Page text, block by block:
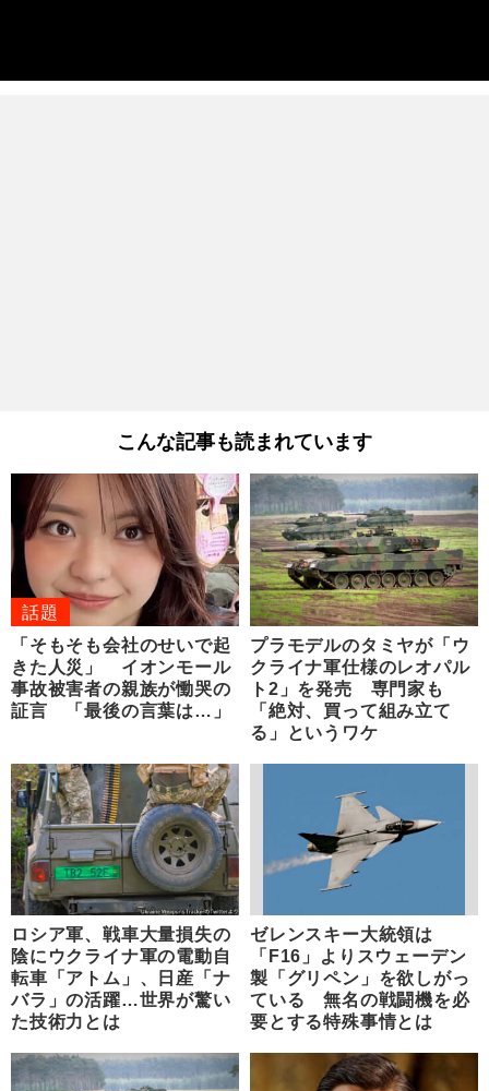
こんな記事も読まれています
話題
「そもそも会社のせいで起
きた人災」 イオンモール
事故被害者の親族が慟哭の
証言 「最後の言葉は…」
プラモデルのタミヤが「ウ
クライナ軍仕様のレオパル
ト2」を発売 専門家も
「絶対、買って組み立て
る」というワケ
ロシア軍、戦車大量損失の
陰にウクライナ軍の電動自
転車「アトム」、日産「ナ
バラ」の活躍…世界が驚い
た技術力とは
ゼレンスキー大統領は
「F16」よりスウェーデン
製「グリペン」を欲しがっ
ている 無名の戦闘機を必
要とする特殊事情とは